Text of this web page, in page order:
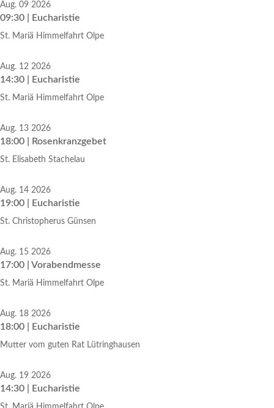
Aug. 09 2026
09:30 | Eucharistie
St. Mariä Himmelfahrt Olpe
Aug. 12 2026
14:30 | Eucharistie
St. Mariä Himmelfahrt Olpe
Aug. 13 2026
18:00 | Rosenkranzgebet
St. Elisabeth Stachelau
Aug. 14 2026
19:00 | Eucharistie
St. Christopherus Günsen
Aug. 15 2026
17:00 | Vorabendmesse
St. Mariä Himmelfahrt Olpe
Aug. 18 2026
18:00 | Eucharistie
Mutter vom guten Rat Lütringhausen
Aug. 19 2026
14:30 | Eucharistie